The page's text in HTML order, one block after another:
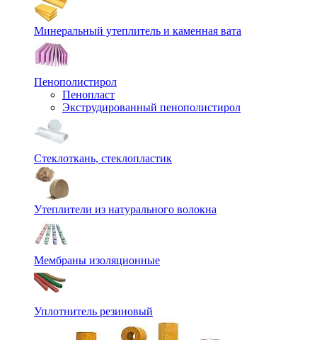
Минеральный утеплитель и каменная вата
Пенополистирол
Пенопласт
Экструдированный пенополистирол
Стеклоткань, стеклопластик
Утеплители из натурального волокна
Мембраны изоляционные
Уплотнитель резиновый